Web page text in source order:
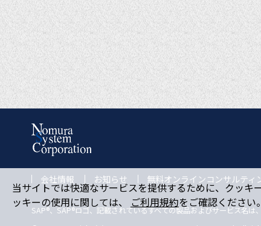
会社情報 お知らせ 無料オンラインコンサルティ
SAP®、SAP®ロゴ、記載されているすべての製品およびサービス名
当サイトでは快適なサービスを提供するために、クッキ
ッキーの使用に関しては、 ご利用規約をご確認ください。